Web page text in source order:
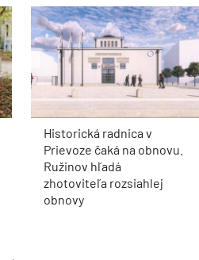
Historická radnica v
Prievoze čaká na obnovu.
Ružinov hľadá
zhotoviteľa rozsiahlej
obnovy